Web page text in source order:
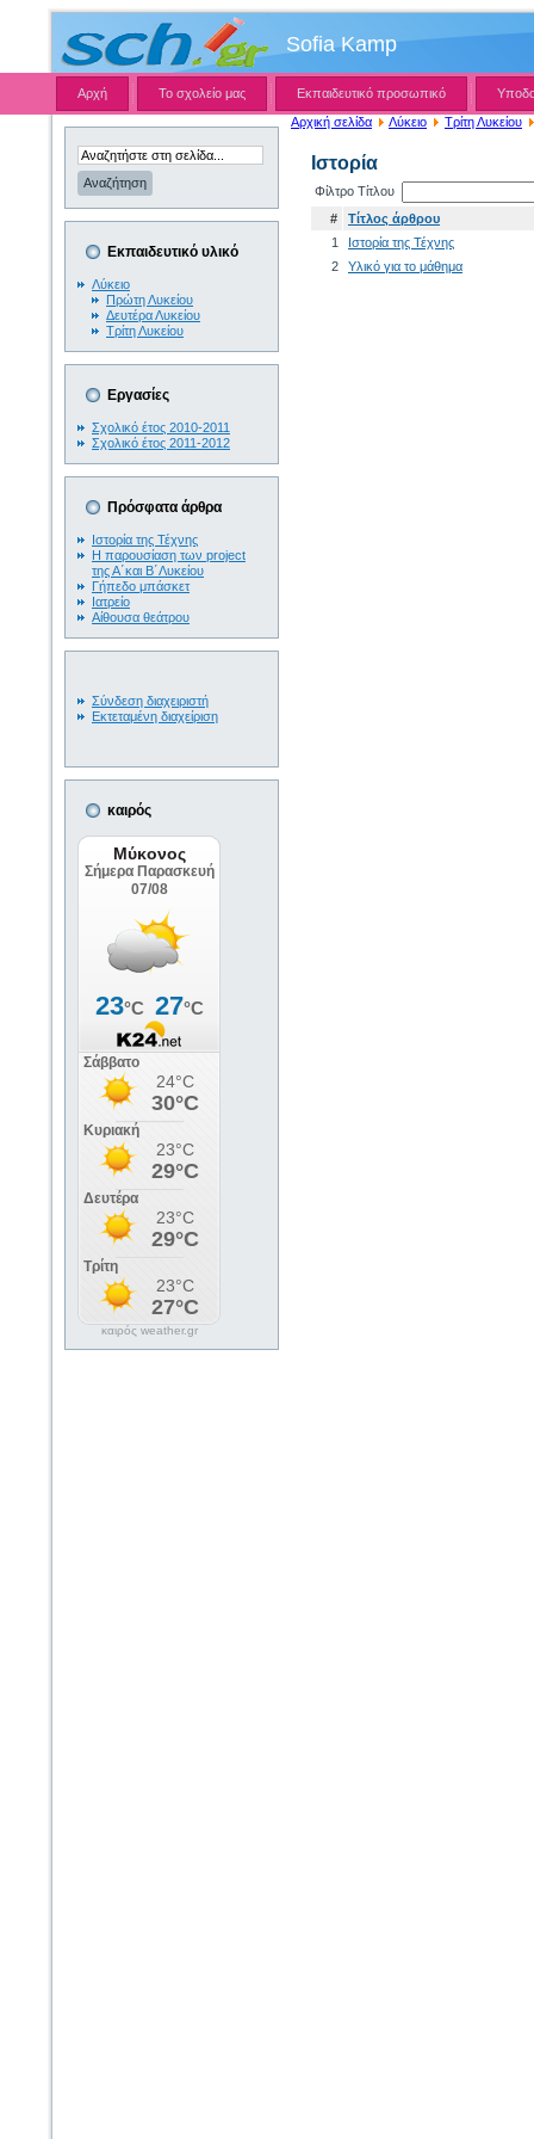
Sofia Kamp
Αρχή Το σχολείο μας Εκπαιδευτικό προσωπικό
Εκπαιδευτικό υλικό
Λύκειο
Πρώτη Λυκείου
Δευτέρα Λυκείου
Τρίτη Λυκείου
Εργασίες
Σχολικό έτος 2010-2011
Σχολικό έτος 2011-2012
Πρόσφατα άρθρα
Ιστορία της Τέχνης
Η παρουσίαση των project
της Α΄και Β΄Λυκείου
Γήπεδο μπάσκετ
Ιατρείο
Αίθουσα θεάτρου
Σύνδεση διαχειριστή
Εκτεταμένη διαχείριση
καιρός
καιρός weather.gr
Αρχική σελίδα Λύκειο Τρίτη Λυκείου
Ιστορία
Φίλτρο Τίτλου
#
Τίτλος άρθρου
1
Ιστορία της Τέχνης
2
Υλικό για το μάθημα